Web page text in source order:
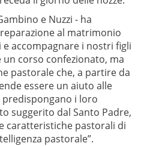
e Nuzzi - ha
al matrimonio
accompagnare i nostri figli
corso confezionato, ma
pastorale che, a partire da
essere un aiuto alle
i loro
suggerito dal Santo Padre,
caratteristiche pastorali di
pastorale”.